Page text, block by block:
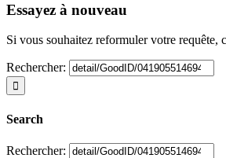
Essayez à nouveau
Si vous souhaitez reformuler votre requête,
Rechercher:
Search
Rechercher: